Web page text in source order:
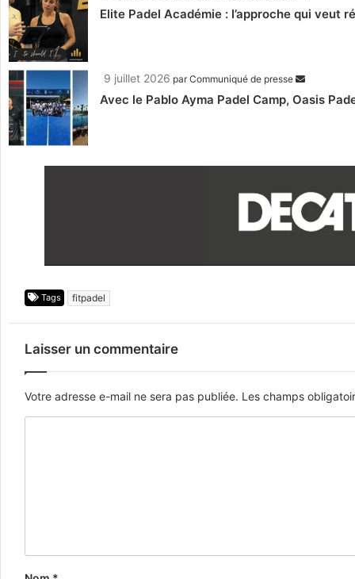
Elite Padel Académie : l’approche qui veut
9 juillet 2026 parCommuniqué de presse
Avec le Pablo Ayma Padel Camp, Oasis
Tags fitpadel
Laisser un commentaire
Votre adresse e-mail ne sera pas publiée. Les champs